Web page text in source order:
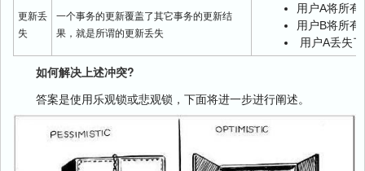
更新丢
失
一个事务的更新覆盖了其它事务的更新结
果，就是所谓的更新丢失
用户A将所
用户B将所
用户A丢失
如何解决上述冲突?
答案是使用乐观锁或悲观锁，下面将进一步进行阐述。